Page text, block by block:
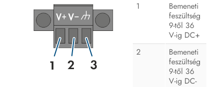
1
Bemeneti
feszültség
9-től 36
V-ig DC+
2
Bemeneti
feszültség
9-től 36
V-ig DC-